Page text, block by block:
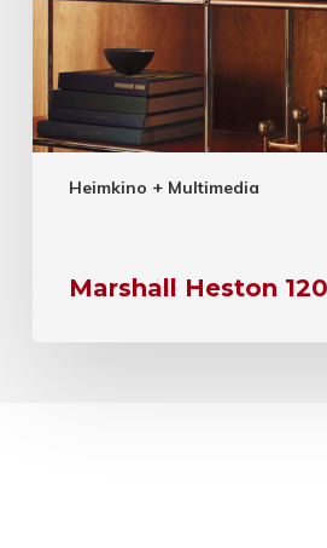
Heimkino + Multimedia
Marshall Heston